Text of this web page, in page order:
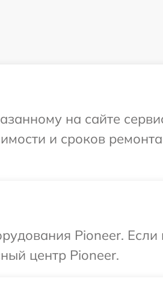
на сайте
и сроков
Pioneer. Если
центр Pioneer.